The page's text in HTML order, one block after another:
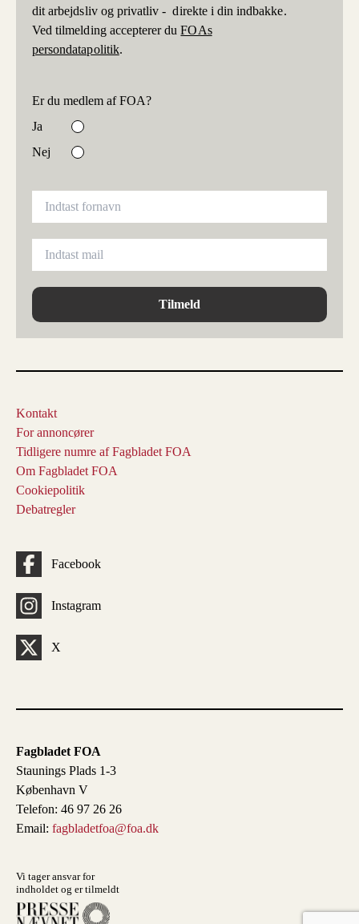
dit arbejdsliv og privatliv - direkte i din indbakke.
Ved tilmelding accepterer duFOAs
persondatapolitik.
Er du medlem af FOA?
Ja
Nej
Tilmeld
Fagbladet FOA
Staunings Plads 1-3
København V
Telefon: 46 97 26 26
Email: fagbladetfoa@foa.dk
Vi tager ansvar for
indholdet og er tilmeldt
Kontakt
For annoncører
Tidligere numre af Fagbladet FOA
Om Fagbladet FOA
Cookiepolitik
Debatregler
Facebook
Instagram
X